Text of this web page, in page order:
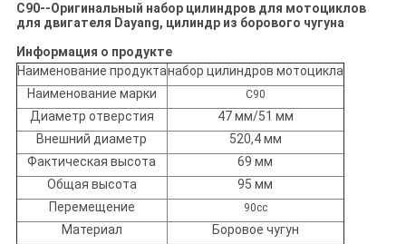
C90--Оригинальный набор цилиндров для мотоциклов
для двигателя Dayang, цилиндр из борового чугуна
Информация о продукте
Наименование продуктанабор цилиндров мотоцикла
Наименование марки
C90
Диаметр отверстия
47 мм/51 мм
Внешний диаметр
520,4 мм
Фактическая высота
69 мм
Общая высота
95 мм
Перемещение
90cc
Материал
Боровое чугун